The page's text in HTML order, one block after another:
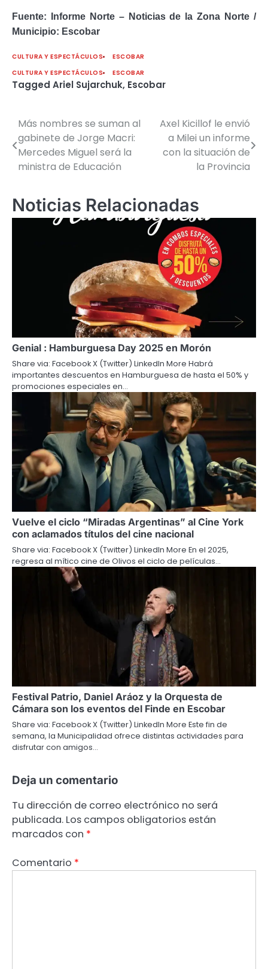
Fuente: Informe Norte – Noticias de la Zona Norte /
Municipio: Escobar
CULTURA Y ESPECTÁCULOS
ESCOBAR
CULTURA Y ESPECTÁCULOS
ESCOBAR
Tagged Ariel Sujarchuk, Escobar
Navegación
de
entradas
Más nombres se suman al
gabinete de Jorge Macri:
Mercedes Miguel será la
ministra de Educación
Axel Kicillof le envió
a Milei un informe
con la situación de
la Provincia
Noticias Relacionadas
Genial : Hamburguesa Day 2025 en Morón
Share via: Facebook X (Twitter) LinkedIn More Habrá
importantes descuentos en Hamburguesa de hasta el 50% y
promociones especiales en…
Vuelve el ciclo “Miradas Argentinas” al Cine York
con aclamados títulos del cine nacional
Share via: Facebook X (Twitter) LinkedIn More En el 2025,
regresa al mítico cine de Olivos el ciclo de películas…
Festival Patrio, Daniel Aráoz y la Orquesta de
Cámara son los eventos del Finde en Escobar
Share via: Facebook X (Twitter) LinkedIn More Este fin de
semana, la Municipalidad ofrece distintas actividades para
disfrutar con amigos…
Deja un comentario
Tu dirección de correo electrónico no será
publicada. Los campos obligatorios están
marcados con *
Comentario *